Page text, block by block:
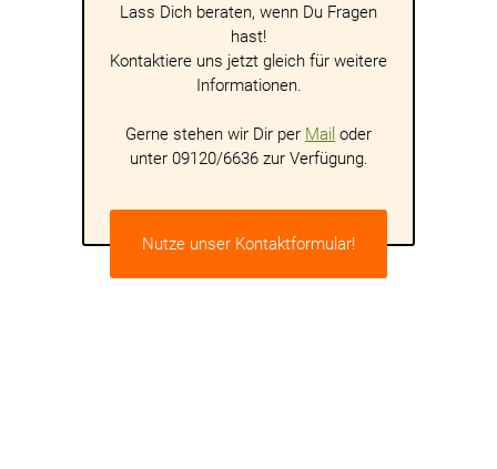
Lass Dich beraten, wenn Du Fragen
hast!
Kontaktiere uns jetzt gleich für weitere
Informationen.
Gerne stehen wir Dir per Mail oder
unter 09120/6636 zur Verfügung.
Nutze unser Kontaktformular!